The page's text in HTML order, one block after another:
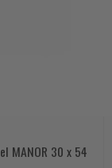
MANOR 30 x 54